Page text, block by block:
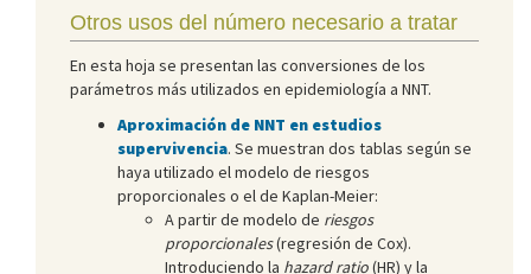
Otros usos del número necesario a tratar
En esta hoja se presentan las conversiones de los
parámetros más utilizados en epidemiología a NNT.
Aproximación de NNT en estudios
supervivencia. Se muestran dos tablas según se
haya utilizado el modelo de riesgos
proporcionales o el de Kaplan-Meier:
A partir de modelo de riesgos
proporcionales(regresión de Cox).
Introduciendo la hazard ratio(HR) y la